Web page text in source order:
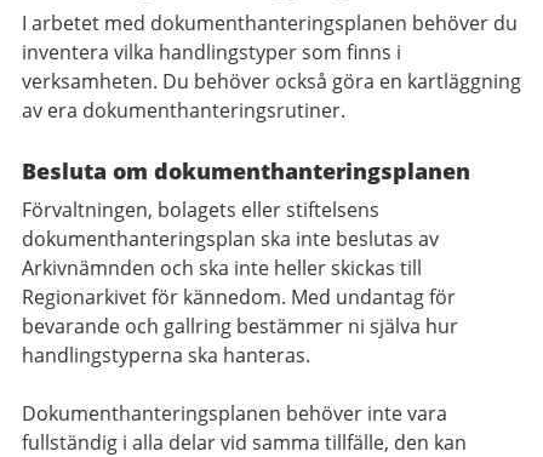
I arbetet med dokumenthanteringsplanen behöver du
inventera vilka handlingstyper som finns i
verksamheten. Du behöver också göra en kartläggning
av era dokumenthanteringsrutiner.
Besluta om dokumenthanteringsplanen
Förvaltningen, bolagets eller stiftelsens
dokumenthanteringsplan ska inte beslutas av
Arkivnämnden och ska inte heller skickas till
Regionarkivet för kännedom. Med undantag för
bevarande och gallring bestämmer ni själva hur
handlingstyperna ska hanteras.
Dokumenthanteringsplanen behöver inte vara
fullständig i alla delar vid samma tillfälle, den kan